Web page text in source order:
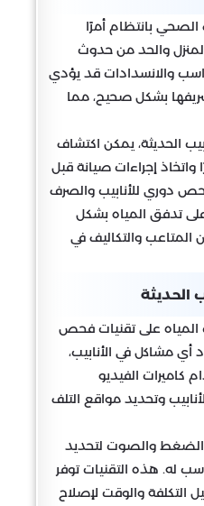
بانتظام أمرًا
والحد من حدوث
والانسدادات قد يؤدي
بشكل صحيح، مما
الحديثة، يمكن اكتشاف
واتخاذ إجراءات صيانة قبل
دوري للأنابيب والصرف
تدفق المياه بشكل
المتاعب والتكاليف في
الحديثة
على تقنيات فحص
أي مشاكل في الأنابيب،
كاميرات الفيديو
وتحديد مواقع التلف
والصوت لتحديد
له. هذه التقنيات توفر
التكلفة والوقت لإصلاح